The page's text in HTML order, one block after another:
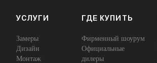
УСЛУГИ
Замеры
Дизайн
Монтаж
ГДЕ КУПИТЬ
Фирменный шоурум
Официальные
дилеры